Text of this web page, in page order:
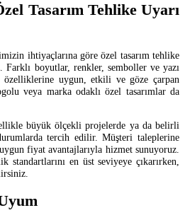
Tasarım Tehlike Uyarı
ihtiyaçlarına göre özel tasarım tehlike
Farklı boyutlar, renkler, semboller ve yazı
uygun, etkili ve göze çarpan
veya marka odaklı özel tasarımlar da
büyük ölçekli projelerde ya da belirli
tercih edilir. Müşteri taleplerine
fiyat avantajlarıyla hizmet sunuyoruz.
standartlarını en üst seviyeye çıkarırken,